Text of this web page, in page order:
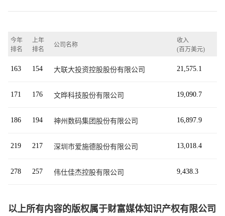
今年
排名
上年
排名
公司名称
收入
(百万美元)
163 154 大联大投资控股股份有限公司 21,575.1
171 176 文晔科技股份有限公司 19,090.7
186 194 神州数码集团股份有限公司 16,897.9
219 217 深圳市爱施德股份有限公司 13,018.4
278 257 伟仕佳杰控股有限公司 9,438.3
以上所有内容的版权属于财富媒体知识产权有限公司